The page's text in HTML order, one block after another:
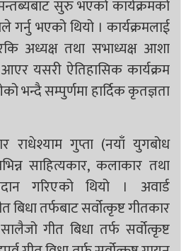
सुरु भएको कार्यक्रमको
भएको थियो । कार्यक्रमलाई
अध्यक्ष तथा सभाध्यक्ष आशा
यसरी ऐतिहासिक कार्यक्रम
भन्दै सम्पुर्णमा हार्दिक कृतज्ञता
राधेश्याम गुप्ता (नयाँ युगबोध
साहित्यकार, कलाकार तथा
गरिएको थियो । अवार्ड
बिधा तर्फबाट सर्वोत्कृष्ट गीतकार
गीत बिधा तर्फ सर्वोत्कृष्ट